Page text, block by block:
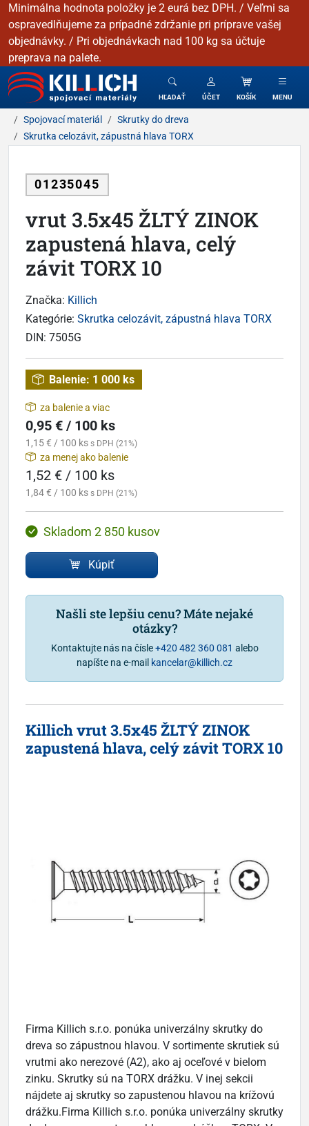
Minimálna hodnota položky je 2 eurá bez DPH. / Veľmi sa
ospravedlňujeme za prípadné zdržanie pri príprave vašej
objednávky. / Pri objednávkach nad 100 kg sa účtuje
preprava na palete.
KILLICH - Spojovacie materiály
HĽADAŤ ÚČET KOŠÍK MENU
Spojovací materiál
Skrutky do dreva
Skrutka celozávit, zápustná hlava TORX
01235045
vrut 3.5x45 ŽLTÝ ZINOK
zapustená hlava, celý
závit TORX 10
Značka: Killich
Kategórie: Skrutka celozávit, zápustná hlava TORX
DIN: 7505G
Balenie: 1 000 ks
za balenie a viac
0,95 € / 100 ks
1,15 € / 100 ks s DPH (21%)
za menej ako balenie
1,52 € / 100 ks
1,84 € / 100 ks s DPH (21%)
Skladom 2 850 kusov
Kúpiť
Našli ste lepšiu cenu? Máte nejaké
otázky?
Kontaktujte nás na čísle+420 482 360 081 alebo
napíšte na e-mail kancelar@killich.cz
Killich vrut 3.5x45 ŽLTÝ ZINOK
zapustená hlava, celý závit TORX 10
Firma Killich s.r.o. ponúka univerzálny skrutky do
dreva so zápustnou hlavou. V sortimente skrutiek sú
vrutmi ako nerezové (A2), ako aj oceľové v bielom
zinku. Skrutky sú na TORX drážku. V inej sekcii
nájdete aj skrutky so zapustenou hlavou na krížovú
drážku.Firma Killich s.r.o. ponúka univerzálny skrutky